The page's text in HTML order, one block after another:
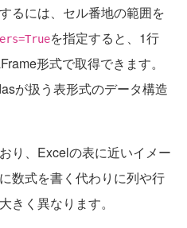
るには、セル番地の範囲を
を指定すると、1行
形式で取得できます。
が扱う表形式のデータ構造
り、Excelの表に近いイメー
数式を書く代わりに列や行
きく異なります。